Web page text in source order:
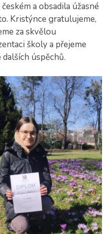
českém a obsadila úžasné
Kristýnce gratulujeme,
za skvělou
školy a přejeme
dalších úspěchů.